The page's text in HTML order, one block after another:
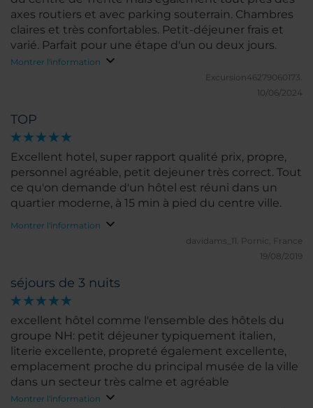
axes routiers et avec parking souterrain. Chambres
claires et très confortables. Petit-déjeuner frais et
varié. Parfait pour une étape d'un ou deux jours.
Montrer l'information
Excursion46279060173.
10/06/2024
TOP
Excellent hotel, super rapport qualité prix, propre,
personnel agréable, petit dejeuner très correct. Tout
ce qu'on demande d'un hôtel est réuni dans un
quartier moderne, à 15 min à pied du centre ville.
Montrer l'information
davidams_11.
Pornic, France
19/08/2019
séjours de 3 nuits
excellent hôtel comme l'ensemble des hôtels du
groupe NH: petit déjeuner typiquement italien,
literie excellente, propreté également excellente,
emplacement proche du principal musée de la ville
dans un secteur très calme et agréable
Montrer l'information